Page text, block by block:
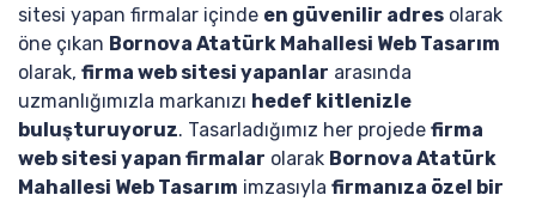
sitesi yapan firmalar içinde en güvenilir adres olarak
öne çıkan Bornova Atatürk Mahallesi Web Tasarım
olarak, firma web sitesi yapanlar arasında
uzmanlığımızla markanızı hedef kitlenizle
buluşturuyoruz. Tasarladığımız her projede firma
web sitesi yapan firmalar olarak Bornova Atatürk
Mahallesi Web Tasarım imzasıyla firmanıza özel bir